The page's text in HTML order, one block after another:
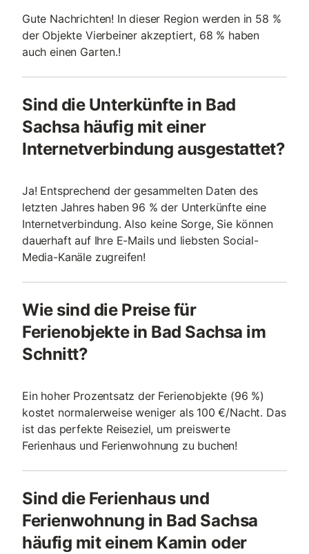
Gute Nachrichten! In dieser Region werden in 58 %
der Objekte Vierbeiner akzeptiert, 68 % haben
auch einen Garten.!
Sind die Unterkünfte in Bad
Sachsa häufig mit einer
Internetverbindung ausgestattet?
Ja! Entsprechend der gesammelten Daten des
letzten Jahres haben 96 % der Unterkünfte eine
Internetverbindung. Also keine Sorge, Sie können
dauerhaft auf Ihre E-Mails und liebsten Social-
Media-Kanäle zugreifen!
Wie sind die Preise für
Ferienobjekte in Bad Sachsa im
Schnitt?
Ein hoher Prozentsatz der Ferienobjekte (96 %)
kostet normalerweise weniger als 100 €/Nacht. Das
ist das perfekte Reiseziel, um preiswerte
Ferienhaus und Ferienwohnung zu buchen!
Sind die Ferienhaus und
Ferienwohnung in Bad Sachsa
häufig mit einem Kamin oder